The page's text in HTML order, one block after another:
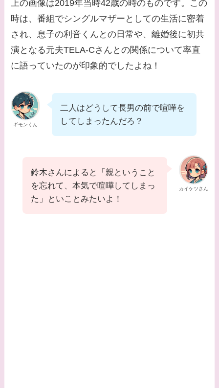
【画像】中谷美紀と似
てる女優３選！旦那や
子供はいる？砂糖断ち
のきっかけ・効果は？
上の画像は2019年当時42歳の時のものです。この
時は、番組でシングルマザーとしての生活に密着
され、息子の利音くんとの日常や、離婚後に初共
演となる元夫TELA-Cさんとの関係について率直
に語っていたのが印象的でしたよね！
ギモンくん
二人はどうして長男の前で喧嘩を
してしまったんだろ？
カイケツさん
鈴木さんによると「親ということ
を忘れて、本気で喧嘩してしまっ
た」といことみたいよ！